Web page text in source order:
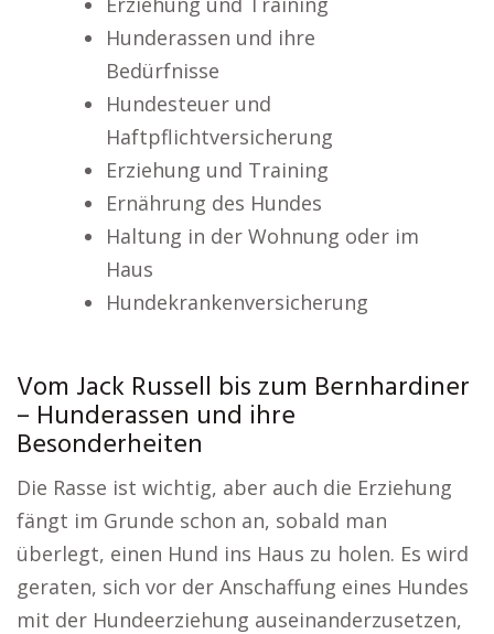
Hunderassen und ihre
Bedürfnisse
Hundesteuer und
Haftpflichtversicherung
Erziehung und Training
Ernährung des Hundes
Haltung in der Wohnung oder im
Haus
Hundekrankenversicherung
Vom Jack Russell bis zum Bernhardiner
– Hunderassen und ihre
Besonderheiten
Die Rasse ist wichtig, aber auch die Erziehung
fängt im Grunde schon an, sobald man
überlegt, einen Hund ins Haus zu holen. Es wird
geraten, sich vor der Anschaffung eines Hundes
mit der Hundeerziehung auseinanderzusetzen,